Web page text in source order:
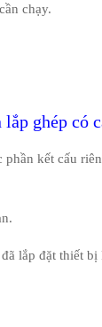
chạy.
ghép có
kết cấu
lắp đặt thiết